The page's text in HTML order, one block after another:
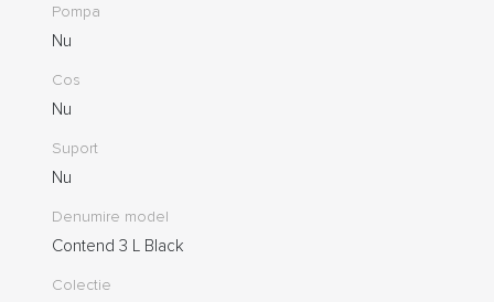
Pompa
Nu
Cos
Nu
Suport
Nu
Denumire model
Contend 3 L Black
Colectie